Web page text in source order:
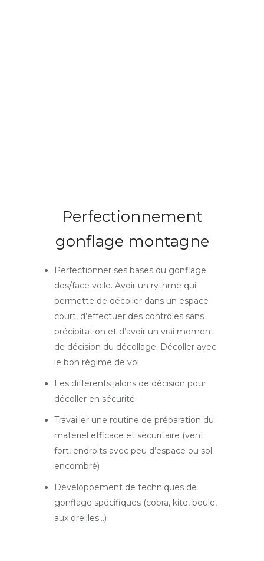
Perfectionnement
gonflage montagne
Perfectionner ses bases du gonflage
dos/face voile. Avoir un rythme qui
permette de décoller dans un espace
court, d’effectuer des contrôles sans
précipitation et d’avoir un vrai moment
de décision du décollage. Décoller avec
le bon régime de vol.
Les différents jalons de décision pour
décoller en sécurité
Travailler une routine de préparation du
matériel efficace et sécuritaire (vent
fort, endroits avec peu d’espace ou sol
encombré)
Développement de techniques de
gonflage spécifiques (cobra, kite, boule,
aux oreilles…)